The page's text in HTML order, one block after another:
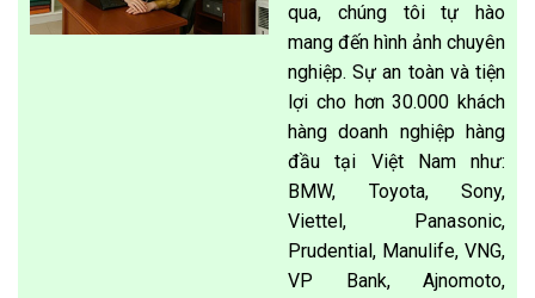
qua, chúng tôi tự hào
mang đến hình ảnh chuyên
nghiệp. Sự an toàn và tiện
lợi cho hơn 30.000 khách
hàng doanh nghiệp hàng
đầu tại Việt Nam như:
BMW, Toyota, Sony,
Viettel, Panasonic,
Prudential, Manulife, VNG,
VP Bank, Ajnomoto,